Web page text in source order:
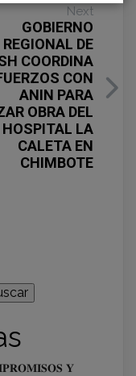
Next
GOBIERNO
REGIONAL DE
COORDINA
CON
ANIN PARA
OBRA DEL
HOSPITAL LA
CALETA EN
CHIMBOTE
𝐘